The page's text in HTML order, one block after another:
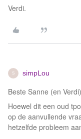
Verdi.
S simpLou
Beste Sanne (en
Hoewel dit een oud
op de aanvullende
hetzelfde probleem